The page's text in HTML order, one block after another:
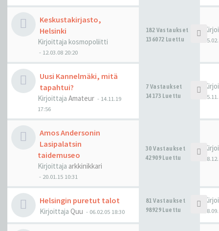
Keskustakirjasto,
Helsinki
Kirjoittaja kosmopoliitti
- 12.03.08 20:20
182 Vastaukset
136072 Luettu
Uusi Kannelmäki, mitä
tapahtui?
Kirjoittaja Amateur - 14.11.19
17:56
7 Vastaukset
14173 Luettu
Amos Andersonin
Lasipalatsin
taidemuseo
Kirjoittaja arkkinikkari
- 20.01.15 10:31
30 Vastaukset
42909 Luettu
Helsingin puretut talot
Kirjoittaja Quu - 06.02.05 18:30
81 Vastaukset
98929 Luettu